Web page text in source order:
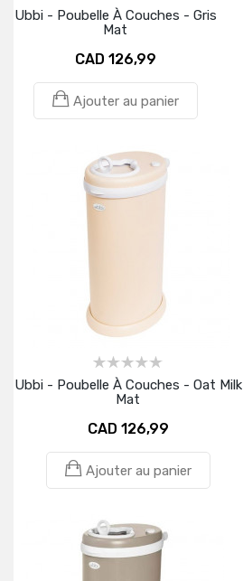
Ubbi - Poubelle À Couches - Gris
Mat
CAD 126,99
Ajouter au panier
Ubbi - Poubelle À Couches - Oat Milk
Mat
CAD 126,99
Ajouter au panier